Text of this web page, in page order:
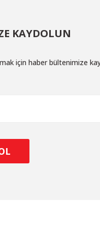
KAYDOLUN
için haber bültenimize